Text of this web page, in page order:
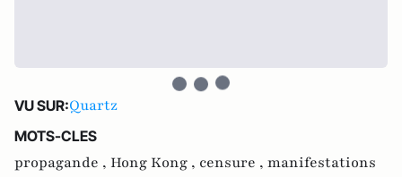
VU SUR:Quartz
MOTS-CLES
propagande , Hong Kong , censure , manifestations